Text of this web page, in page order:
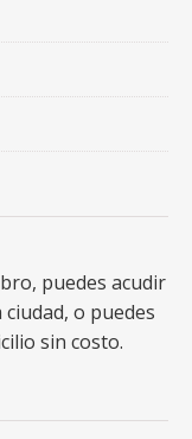
puedes acudir
o puedes
sin costo.